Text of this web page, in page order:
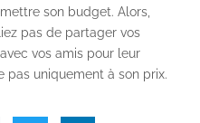
son budget. Alors,
pas de partager vos
vos amis pour leur
pas uniquement à son prix.